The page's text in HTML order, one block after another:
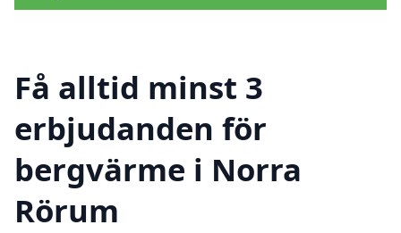
Få alltid minst 3
erbjudanden för
bergvärme i Norra
Rörum